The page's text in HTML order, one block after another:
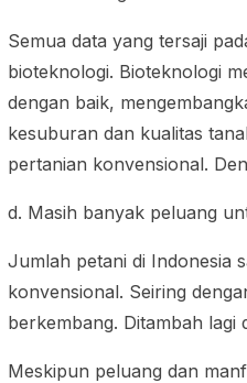
Semua data yang tersaji
bioteknologi. Bioteknologi
dengan baik,
kesuburan dan kualitas
pertanian konvensional.
d. Masih banyak peluang
Jumlah petani di Indonesia
konvensional. Seiring
berkembang. Ditambah lagi
Meskipun peluang dan